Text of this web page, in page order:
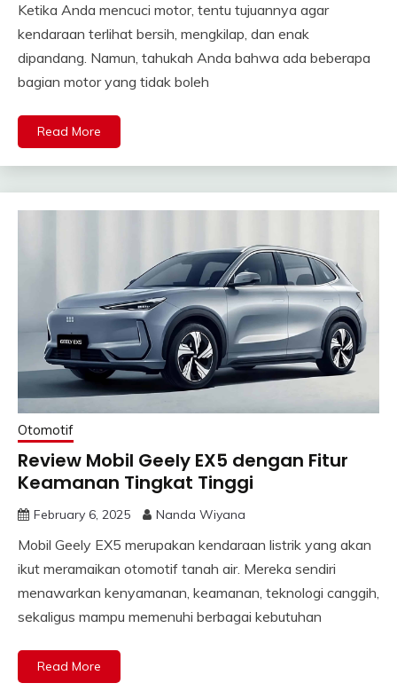
Ketika Anda mencuci motor, tentu tujuannya agar
kendaraan terlihat bersih, mengkilap, dan enak
dipandang. Namun, tahukah Anda bahwa ada beberapa
bagian motor yang tidak boleh
Read More
Otomotif
Review Mobil Geely EX5 dengan Fitur
Keamanan Tingkat Tinggi
February 6, 2025 Nanda Wiyana
Mobil Geely EX5 merupakan kendaraan listrik yang akan
ikut meramaikan otomotif tanah air. Mereka sendiri
menawarkan kenyamanan, keamanan, teknologi canggih,
sekaligus mampu memenuhi berbagai kebutuhan
Read More